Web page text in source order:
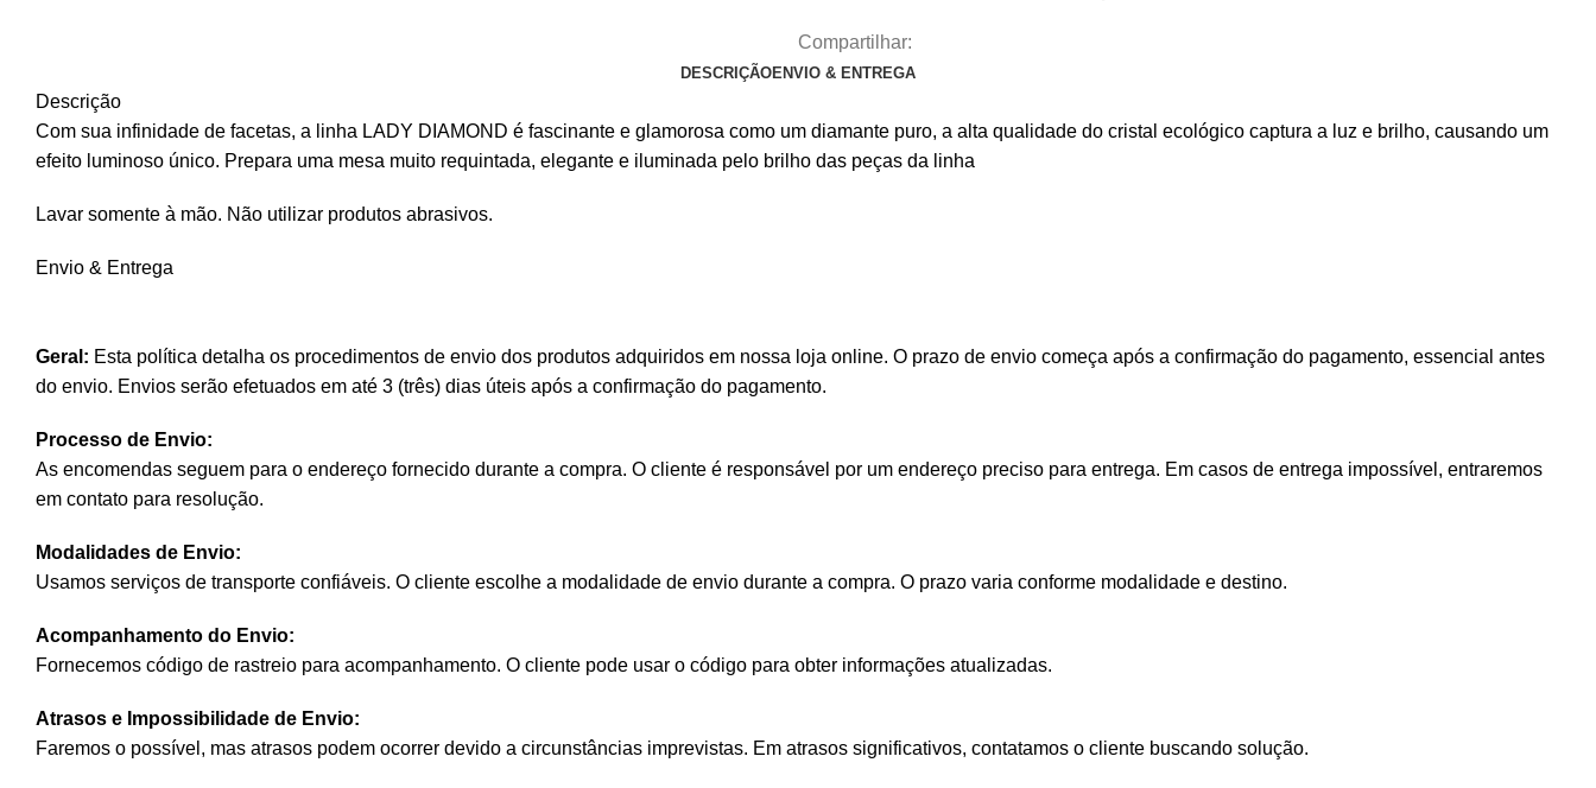
Compartilhar:
DESCRIÇÃOENVIO & ENTREGA
Descrição
Com sua infinidade de facetas, a linha LADY DIAMOND é fascinante e glamorosa como um diamante puro, a alta qualidade do cristal ecológico captura a luz e brilho, causando um
efeito luminoso único. Prepara uma mesa muito requintada, elegante e iluminada pelo brilho das peças da linha
Lavar somente à mão. Não utilizar produtos abrasivos.
Envio & Entrega
Geral: Esta política detalha os procedimentos de envio dos produtos adquiridos em nossa loja online. O prazo de envio começa após a confirmação do pagamento, essencial antes
do envio. Envios serão efetuados em até 3 (três) dias úteis após a confirmação do pagamento.
Processo de Envio:
As encomendas seguem para o endereço fornecido durante a compra. O cliente é responsável por um endereço preciso para entrega. Em casos de entrega impossível, entraremos
em contato para resolução.
Modalidades de Envio:
Usamos serviços de transporte confiáveis. O cliente escolhe a modalidade de envio durante a compra. O prazo varia conforme modalidade e destino.
Acompanhamento do Envio:
Fornecemos código de rastreio para acompanhamento. O cliente pode usar o código para obter informações atualizadas.
Atrasos e Impossibilidade de Envio:
Faremos o possível, mas atrasos podem ocorrer devido a circunstâncias imprevistas. Em atrasos significativos, contatamos o cliente buscando solução.